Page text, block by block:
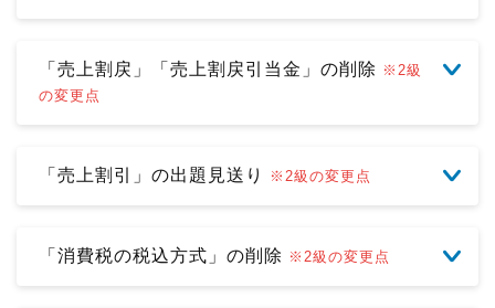
「売上割戻」「売上割戻引当金」の削除 ※2級
の変更点
「売上割引」の出題見送り ※2級の変更点
「消費税の税込方式」の削除 ※2級の変更点